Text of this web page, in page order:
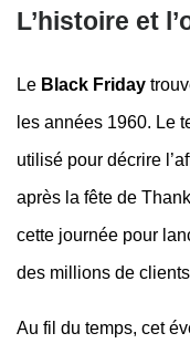
L’histoire et
Le Black Friday
les années 1960. Le
utilisé pour décrire
après la fête de
cette journée pour
des millions de
Au fil du temps, cet